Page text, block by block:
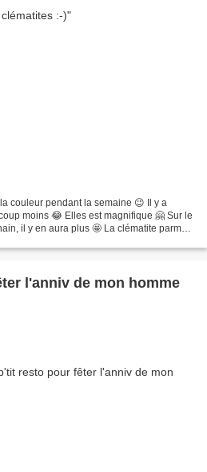
couleur pendant la semaine 😉 Il y a
moins 😂 Elles est magnifique 🤗 Sur le
il y en aura plus 🤩 La clématite parme
l'anniv de mon homme